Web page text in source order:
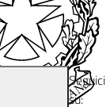
Seguici
su: